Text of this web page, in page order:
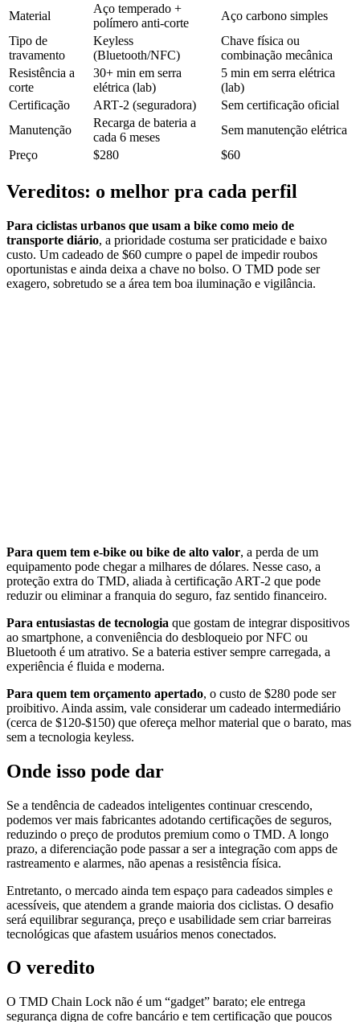
Material
Aço temperado +
polímero anti‑corte
Aço carbono simples
Tipo de
travamento
Keyless
(Bluetooth/NFC)
Chave física ou
combinação mecânica
Resistência a
corte
30+ min em serra
elétrica (lab)
5 min em serra elétrica
(lab)
Certificação
ART‑2 (seguradora)
Sem certificação oficial
Manutenção
Recarga de bateria a
cada 6 meses
Sem manutenção elétrica
Preço
$280 $60
Vereditos: o melhor pra cada perfil
Para ciclistas urbanos que usam a bike como meio de
transporte diário, a prioridade costuma ser praticidade e baixo
custo. Um cadeado de $60 cumpre o papel de impedir roubos
oportunistas e ainda deixa a chave no bolso. O TMD pode ser
exagero, sobretudo se a área tem boa iluminação e vigilância.
Para quem tem e‑bike ou bike de alto valor, a perda de um
equipamento pode chegar a milhares de dólares. Nesse caso, a
proteção extra do TMD, aliada à certificação ART‑2 que pode
reduzir ou eliminar a franquia do seguro, faz sentido financeiro.
Para entusiastas de tecnologia que gostam de integrar dispositivos
ao smartphone, a conveniência do desbloqueio por NFC ou
Bluetooth é um atrativo. Se a bateria estiver sempre carregada, a
experiência é fluida e moderna.
Para quem tem orçamento apertado, o custo de $280 pode ser
proibitivo. Ainda assim, vale considerar um cadeado intermediário
(cerca de $120‑$150) que ofereça melhor material que o barato, mas
sem a tecnologia keyless.
Onde isso pode dar
Se a tendência de cadeados inteligentes continuar crescendo,
podemos ver mais fabricantes adotando certificações de seguros,
reduzindo o preço de produtos premium como o TMD. A longo
prazo, a diferenciação pode passar a ser a integração com apps de
rastreamento e alarmes, não apenas a resistência física.
Entretanto, o mercado ainda tem espaço para cadeados simples e
acessíveis, que atendem a grande maioria dos ciclistas. O desafio
será equilibrar segurança, preço e usabilidade sem criar barreiras
tecnológicas que afastem usuários menos conectados.
O veredito
O TMD Chain Lock não é um “gadget” barato; ele entrega
segurança digna de cofre bancário e tem certificação que poucos